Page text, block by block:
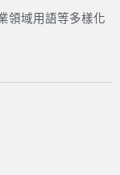
領域用語等多樣化